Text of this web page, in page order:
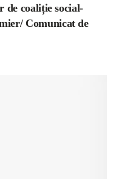
de coaliție social-
Comunicat de